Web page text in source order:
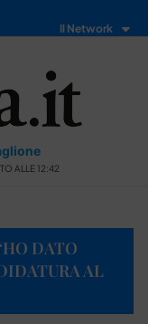
Il Network
ALLE 12:42
DATO
AL